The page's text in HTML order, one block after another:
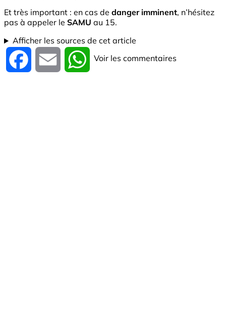
Et très important : en cas de danger imminent, n’hésitez
pas à appeler le SAMU au 15.
Afficher les sources de cet article
Facebook Email WhatsApp
Voir les commentaires